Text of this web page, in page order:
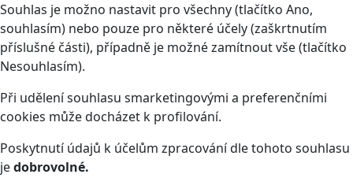
Souhlas je možno nastavit pro všechny (tlačítko Ano,
souhlasím) nebo pouze pro některé účely (zaškrtnutím
příslušné části), případně je možné zamítnout vše (tlačítko
Nesouhlasím).
Při udělení souhlasu smarketingovými a preferenčními
cookies může docházet k profilování.
Poskytnutí údajů k účelům zpracování dle tohoto souhlasu
jedobrovolné.